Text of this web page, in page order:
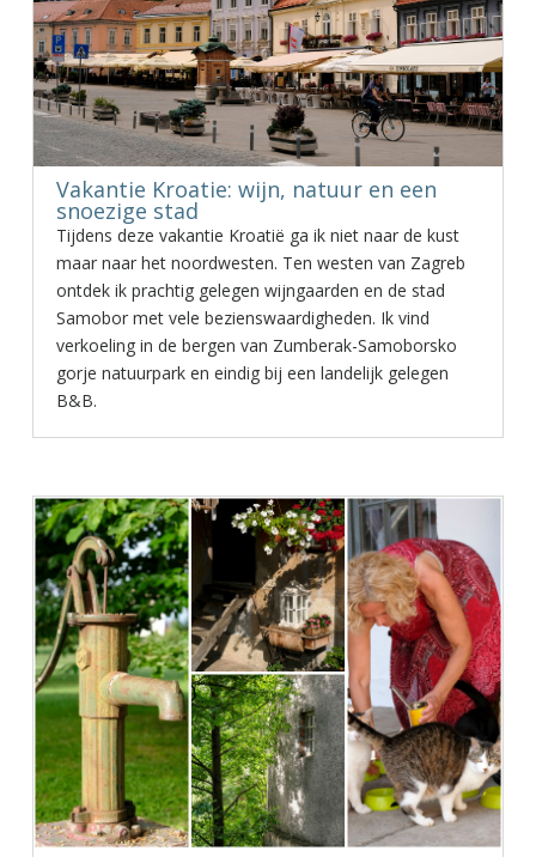
Vakantie Kroatie: wijn, natuur en een
snoezige stad
Tijdens deze vakantie Kroatië ga ik niet naar de kust
maar naar het noordwesten. Ten westen van Zagreb
ontdek ik prachtig gelegen wijngaarden en de stad
Samobor met vele bezienswaardigheden. Ik vind
verkoeling in de bergen van Zumberak-Samoborsko
gorje natuurpark en eindig bij een landelijk gelegen
B&B.